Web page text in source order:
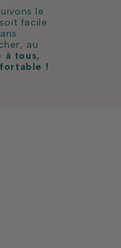
le
facile
au
à tous,
!